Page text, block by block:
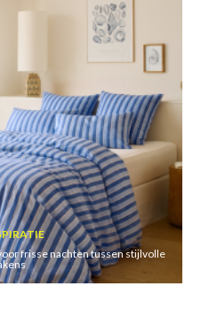
frisse nachten tussen stijlvolle